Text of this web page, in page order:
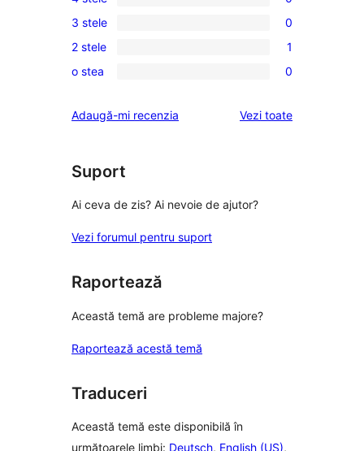
5
–
recenzie
(stele)
0
4
–
recenzii
0
3
–
(stele)
3 stele 0
1
2
recenzie
2 stele 1
0
–
(stele)
o stea 0
Adaugă-mi recenzia Vezi toaterecenziile
Suport
Ai ceva de zis? Ai nevoie de ajutor?
Vezi forumul pentru suport
Raportează
Această temă are probleme majore?
Raportează acestă temă
Traduceri
Această temă este disponibilă în
următoarele limbi: Deutsch, English (US),